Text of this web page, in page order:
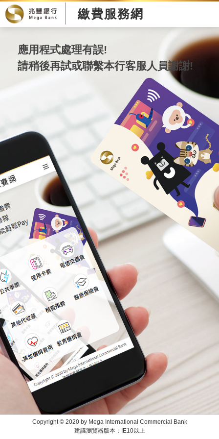
繳費服務網
應用程式處理有誤!
請稍後再試或聯繫本行客服人員謝謝!
Copyright © 2020 by Mega International Commercial Bank
建議瀏覽器版本：IE10以上